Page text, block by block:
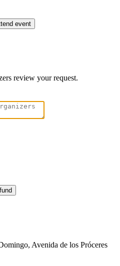
event
review your request.
Avenida de los Próceres